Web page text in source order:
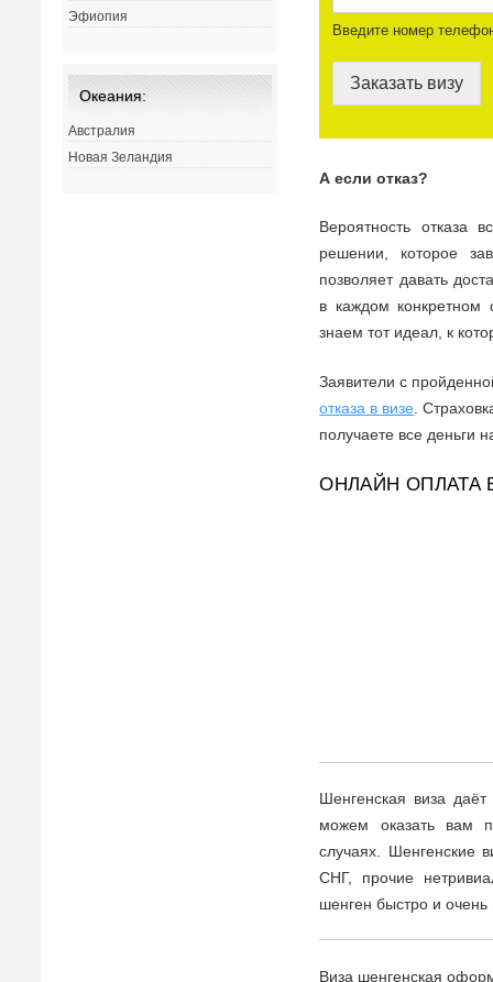
Введите номер
Заказать визу
А если отказ?
Вероятность
решении, которое
позволяет давать
в каждом
знаем тот идеал, к
Заявители с
отказа в визе .
получаете все деньги
ОНЛАЙН ОПЛАТА
Шенгенская виза
можем оказать вам
случаях. Шенгенские
СНГ, прочие
шенген быстро и очень
Виза шенгенская
Эфиопия
Океания:
Австралия
Новая Зеландия